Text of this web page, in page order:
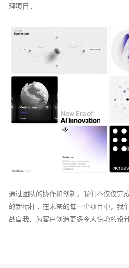
理项目。
通过团队的协作和创新，我们不仅仅完
的新标杆。在未来的每一个项目中，我
战自我，为客户创造更多令人惊艳的设